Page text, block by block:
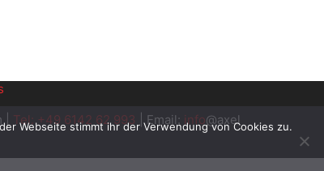
Tel: +49 6142 62 993 | Email: info@axel
Webseite stimmt ihr der Verwendung von Cookies zu.